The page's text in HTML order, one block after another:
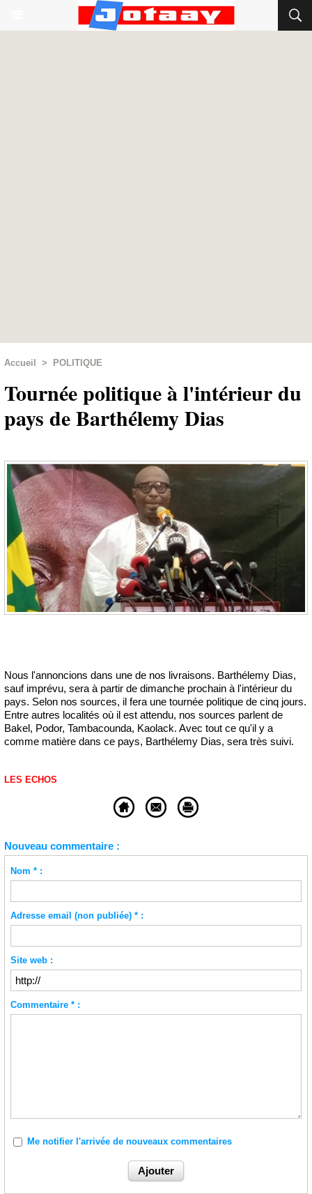
Accueil > POLITIQUE
Tournée politique à l'intérieur du
pays de Barthélemy Dias
Nous l'annoncions dans une de nos livraisons. Barthélemy Dias,
sauf imprévu, sera à partir de dimanche prochain à l'intérieur du
pays. Selon nos sources, il fera une tournée politique de cinq jours.
Entre autres localités où il est attendu, nos sources parlent de
Bakel, Podor, Tambacounda, Kaolack. Avec tout ce qu'il y a
comme matière dans ce pays, Barthélemy Dias, sera très suivi.
LES ECHOS
Nouveau commentaire :
Nom * :
Adresse email (non publiée) * :
Site web :
Commentaire * :
Me notifier l'arrivée de nouveaux commentaires